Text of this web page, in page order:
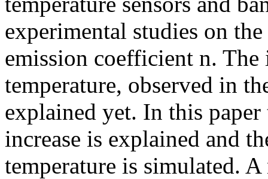
experimental studies on
emission coefficient n. The
temperature, observed in
explained yet. In this
increase is explained and
temperature is simulated.